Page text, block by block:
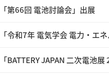
「第66回 電池討論会」出展
「令和7年 電気学会 電力・エ
「BATTERY JAPAN 二次電池